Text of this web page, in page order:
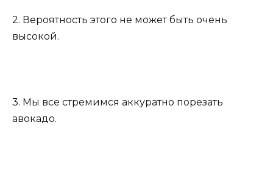
2. Вероятность этого не может быть очень
высокой.
3. Мы все стремимся аккуратно порезать
авокадо.